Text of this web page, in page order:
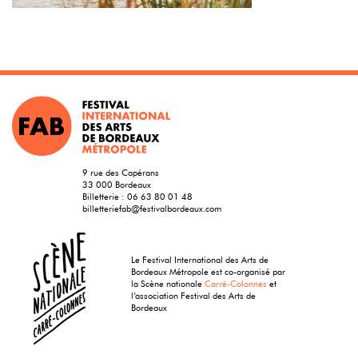
9 rue des Capérans
33 000 Bordeaux
Billetterie : 06 63 80 01 48
billetteriefab@festivalbordeaux.com
Le Festival International des Arts de
Bordeaux Métropole est co-organisé par
la Scène nationaleCarré-Colonnes et
l’association Festival des Arts de
Bordeaux